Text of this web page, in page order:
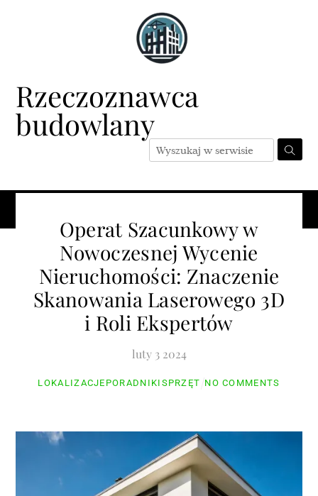
Rzeczoznawca
budowlany
Operat Szacunkowy w
Nowoczesnej Wycenie
Nieruchomości: Znaczenie
Skanowania Laserowego 3D
i Roli Ekspertów
luty 3 2024
LOKALIZACJE PORADNIKI SPRZĘT NO COMMENTS